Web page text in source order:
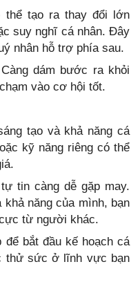
thể tạo ra thay đổi lớn
suy nghĩ cá nhân. Đây
nhân hỗ trợ phía sau.
dám bước ra khỏi
vào cơ hội tốt.
tạo và khả năng cá
kỹ năng riêng có thể
tin càng dễ gặp may.
khả năng của mình, bạn
từ người khác.
bắt đầu kế hoạch cá
thử sức ở lĩnh vực bạn